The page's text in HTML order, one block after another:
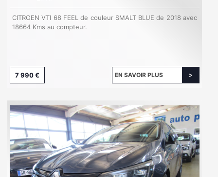
CITROEN VTI 68 FEEL de couleur SMALT BLUE de 2018 avec
18664 Kms au compteur.
7 990 € EN SAVOIR PLUS